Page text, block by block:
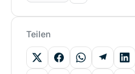
Teilen